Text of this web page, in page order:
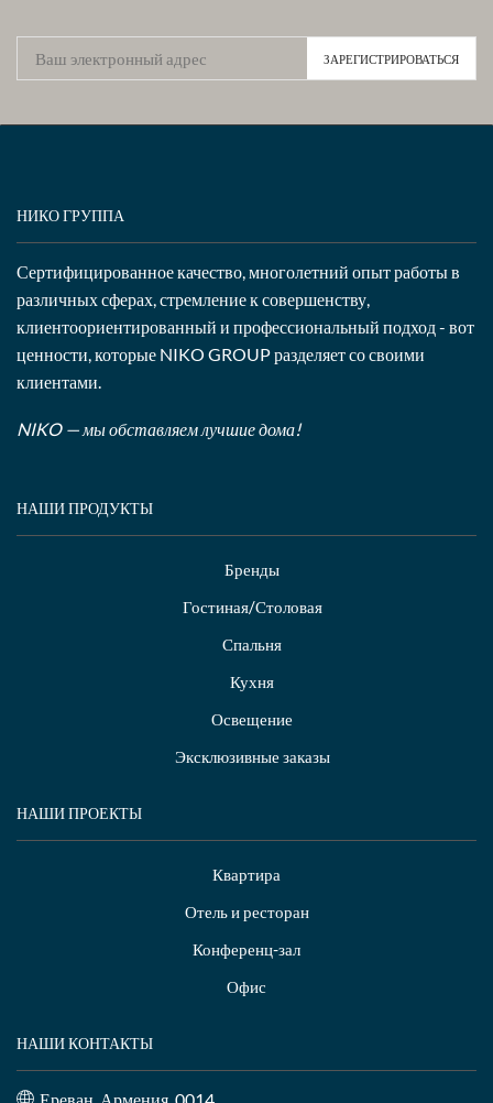
НИКО ГРУППА
Сертифицированное качество, многолетний опыт работы в
различных сферах, стремление к совершенству,
клиентоориентированный и профессиональный подход - вот
ценности, которые NIKO GROUP разделяет со своими
клиентами.
NIKO — мы обставляем лучшие дома!
НАШИ ПРОДУКТЫ
Бренды
Гостиная/Столовая
Спальня
Кухня
Освещение
Эксклюзивные заказы
НАШИ ПРОЕКТЫ
Квартира
Отель и ресторан
Конференц-зал
Офис
НАШИ КОНТАКТЫ